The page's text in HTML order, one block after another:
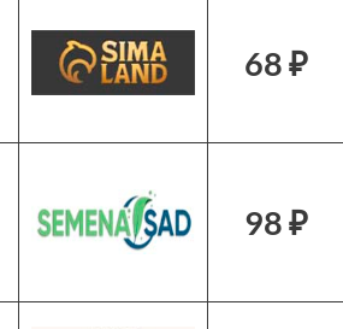
68 ₽
98 ₽